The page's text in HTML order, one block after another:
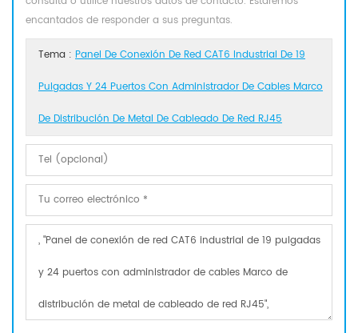
encantados de responder a sus preguntas.
Tema : Panel De Conexión De Red CAT6 Industrial De 19
Pulgadas Y 24 Puertos Con Administrador De Cables Marco
De Distribución De Metal De Cableado De Red RJ45